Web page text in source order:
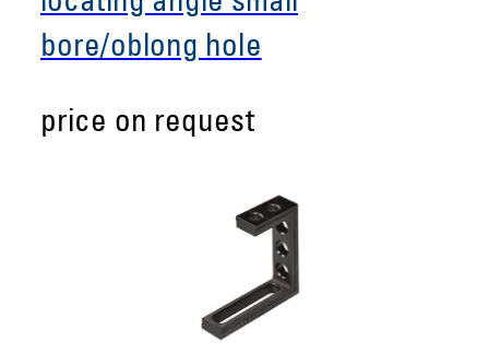
bore/oblong hole
price on request